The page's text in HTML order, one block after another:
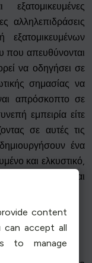
αλληλεπιδράσεις
που απευθύνονται
να οδηγήσει σε
σημασίας να
απρόσκοπτο σε
εμπειρία είτε
σε αυτές τις
ένα
και ελκυστικό,
και
εξατομίκευση
content
can accept all
to manage